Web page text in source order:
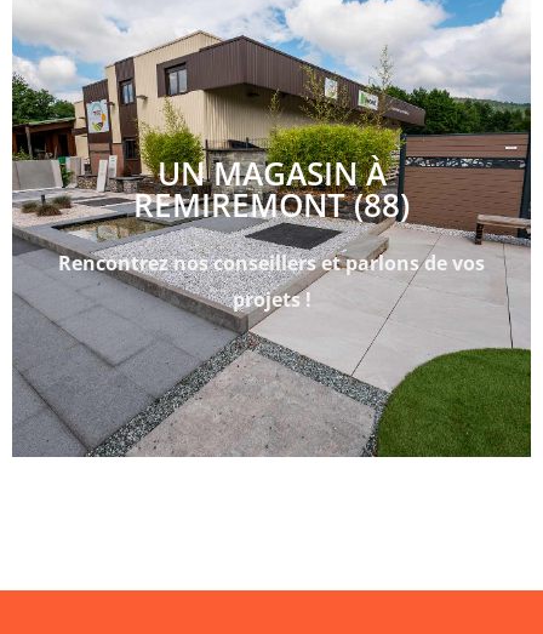
UN MAGASIN À
REMIREMONT (88)
Rencontrez nos conseillers et parlons de vos
projets !